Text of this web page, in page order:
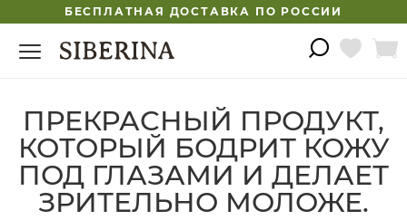
БЕСПЛАТНАЯ ДОСТАВКА ПО РОССИИ
ПРЕКРАСНЫЙ ПРОДУКТ,
КОТОРЫЙ БОДРИТ КОЖУ
ПОД ГЛАЗАМИ И ДЕЛАЕТ
ЗРИТЕЛЬНО МОЛОЖЕ.